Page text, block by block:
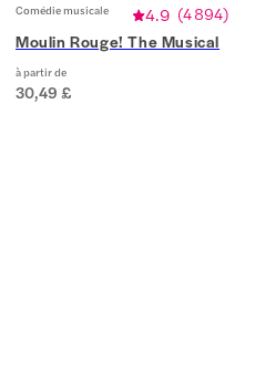
Comédie musicale 4.9 (4 894)
Moulin Rouge! The Musical
à partir de
30,49 £